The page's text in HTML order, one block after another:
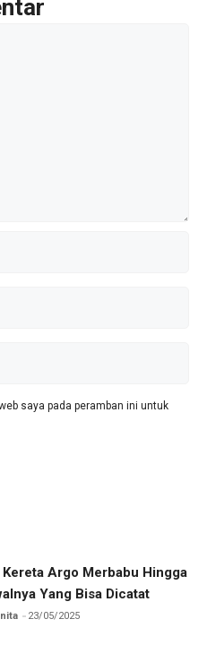
saya pada peramban ini untuk
Kereta Argo Merbabu Hingga
Yang Bisa Dicatat
23/05/2025